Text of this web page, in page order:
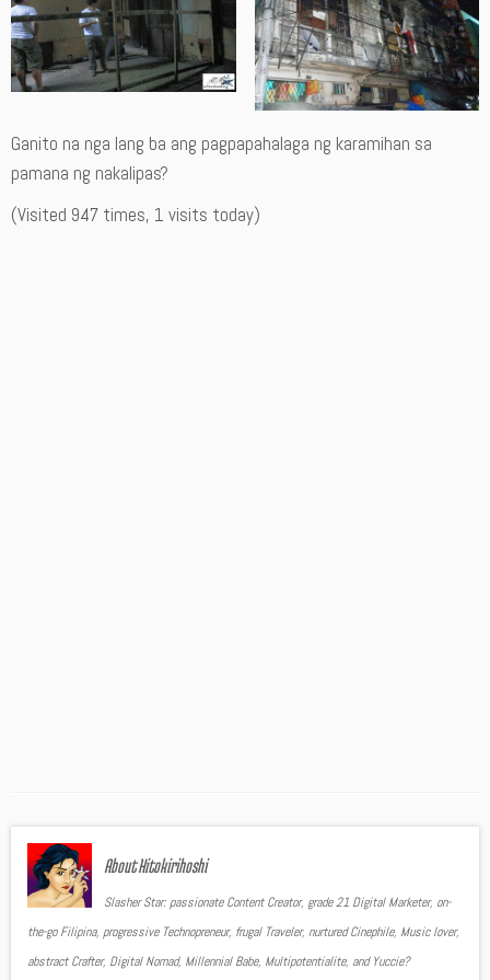
Ganito na nga lang ba ang pagpapahalaga ng karamihan sa
pamana ng nakalipas?
(Visited 947 times, 1 visits today)
About Hitokirihoshi
Slasher Star: passionate Content Creator, grade 21 Digital Marketer, on-
the-go Filipina, progressive Technopreneur, frugal Traveler, nurtured Cinephile, Music lover,
abstract Crafter, Digital Nomad, Millennial Babe, Multipotentialite, and Yuccie?